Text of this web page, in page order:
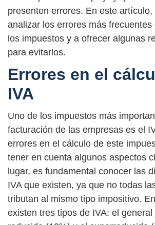
presenten errores. En este artículo,
analizar los errores más
los impuestos y a ofrecer algunas
para evitarlos.
Errores en el
IVA
Uno de los impuestos más
facturación de las empresas es el
errores en el cálculo de este
tener en cuenta algunos aspectos
lugar, es fundamental conocer las
IVA que existen, ya que no todas
tributan al mismo tipo impositivo.
existen tres tipos de IVA: el general